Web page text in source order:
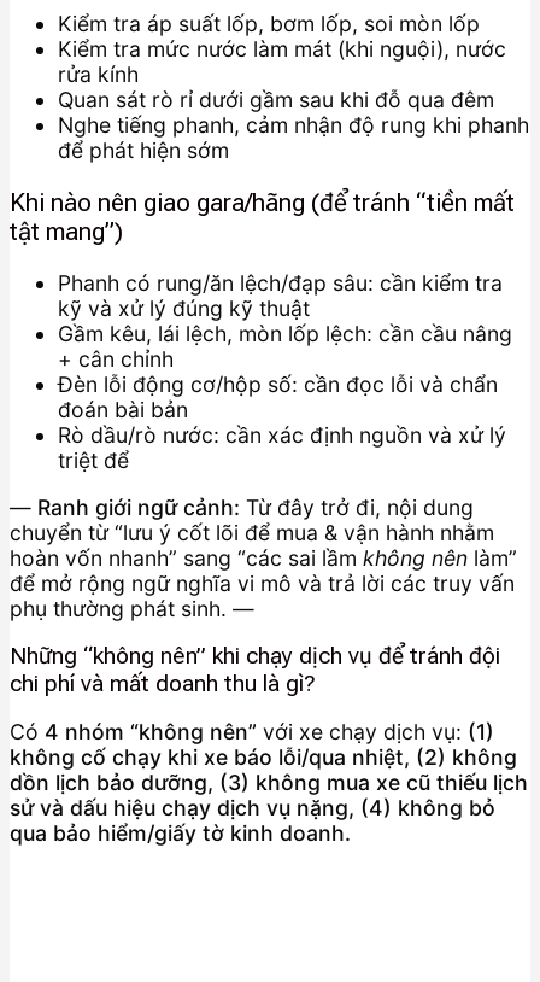
Kiểm tra áp suất lốp, bơm lốp, soi mòn lốp
Kiểm tra mức nước làm mát (khi nguội), nước
rửa kính
Quan sát rò rỉ dưới gầm sau khi đỗ qua đêm
Nghe tiếng phanh, cảm nhận độ rung khi phanh
để phát hiện sớm
Khi nào nên giao gara/hãng (để tránh “tiền mất
tật mang”)
Phanh có rung/ăn lệch/đạp sâu: cần kiểm tra
kỹ và xử lý đúng kỹ thuật
Gầm kêu, lái lệch, mòn lốp lệch: cần cầu nâng
+ cân chỉnh
Đèn lỗi động cơ/hộp số: cần đọc lỗi và chẩn
đoán bài bản
Rò dầu/rò nước: cần xác định nguồn và xử lý
triệt để
— Ranh giới ngữ cảnh: Từ đây trở đi, nội dung
chuyển từ “lưu ý cốt lõi để mua & vận hành nhằm
hoàn vốn nhanh” sang “các sai lầm không nên làm”
để mở rộng ngữ nghĩa vi mô và trả lời các truy vấn
phụ thường phát sinh. —
Những “không nên” khi chạy dịch vụ để tránh đội
chi phí và mất doanh thu là gì?
Có 4 nhóm “không nên” với xe chạy dịch vụ: (1)
không cố chạy khi xe báo lỗi/qua nhiệt, (2) không
dồn lịch bảo dưỡng, (3) không mua xe cũ thiếu lịch
sử và dấu hiệu chạy dịch vụ nặng, (4) không bỏ
qua bảo hiểm/giấy tờ kinh doanh.